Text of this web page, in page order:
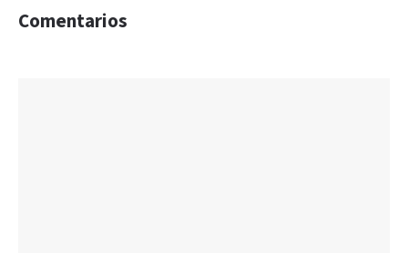
Comentarios